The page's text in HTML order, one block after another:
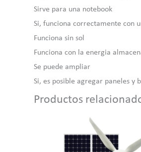
Sirve para una notebook
Si, funciona correctamente con
Funciona sin sol
Funciona con la energia
Se puede ampliar
Si, es posible agregar paneles y
Productos